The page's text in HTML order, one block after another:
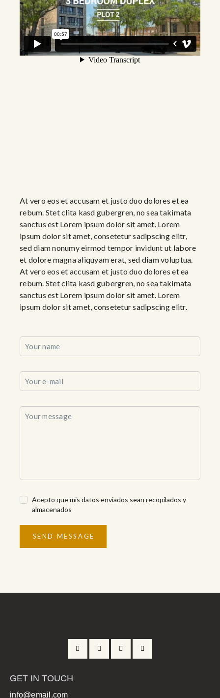
At vero eos et accusam et justo duo dolores et ea
rebum. Stet clita kasd gubergren, no sea takimata
sanctus est Lorem ipsum dolor sit amet. Lorem
ipsum dolor sit amet, consetetur sadipscing elitr,
sed diam nonumy eirmod tempor invidunt ut labore
et dolore magna aliquyam erat, sed diam voluptua.
At vero eos et accusam et justo duo dolores et ea
rebum. Stet clita kasd gubergren, no sea takimata
sanctus est Lorem ipsum dolor sit amet. Lorem
ipsum dolor sit amet, consetetur sadipscing elitr.
Acepto que mis datos enviados sean recopilados y
almacenados
SEND MESSAGE
GET IN TOUCH
info@email.com